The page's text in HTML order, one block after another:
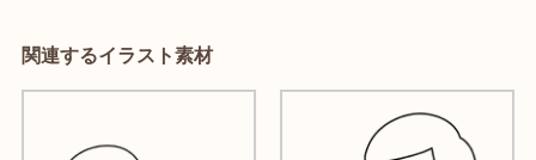
関連するイラスト素材